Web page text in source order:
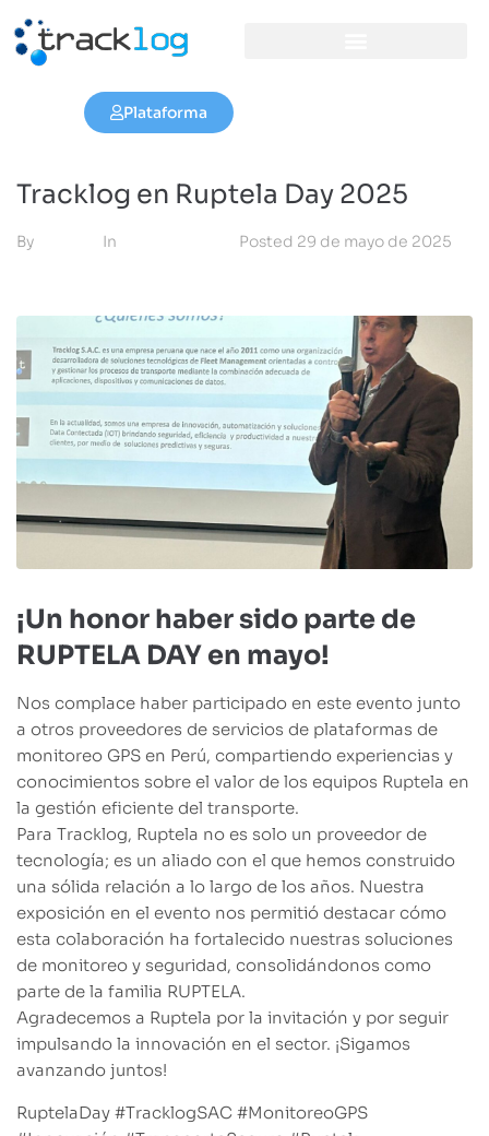
Plataforma
Tracklog en Ruptela Day 2025
By In Posted 29 de mayo de 2025
¡Un honor haber sido parte de
RUPTELA DAY en mayo!
Nos complace haber participado en este evento junto
a otros proveedores de servicios de plataformas de
monitoreo GPS en Perú, compartiendo experiencias y
conocimientos sobre el valor de los equipos Ruptela en
la gestión eficiente del transporte.
Para Tracklog, Ruptela no es solo un proveedor de
tecnología; es un aliado con el que hemos construido
una sólida relación a lo largo de los años. Nuestra
exposición en el evento nos permitió destacar cómo
esta colaboración ha fortalecido nuestras soluciones
de monitoreo y seguridad, consolidándonos como
parte de la familia RUPTELA.
Agradecemos a Ruptela por la invitación y por seguir
impulsando la innovación en el sector. ¡Sigamos
avanzando juntos!
RuptelaDay #TracklogSAC #MonitoreoGPS